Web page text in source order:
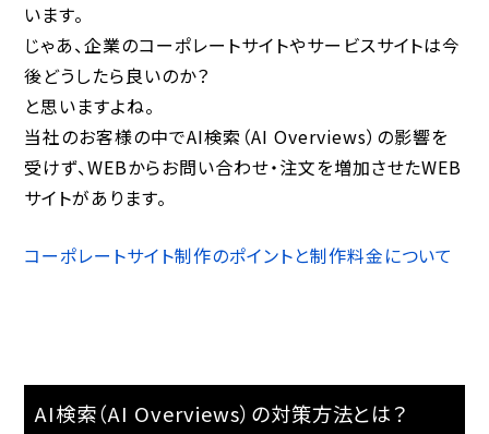
います。
じゃあ、企業のコーポレートサイトやサービスサイトは今
後どうしたら良いのか？
と思いますよね。
当社のお客様の中でAI検索（AI Overviews）の影響を
受けず、WEBからお問い合わせ・注文を増加させたWEB
サイトがあります。
コーポレートサイト制作のポイントと制作料金について
AI検索（AI Overviews）の対策方法とは？